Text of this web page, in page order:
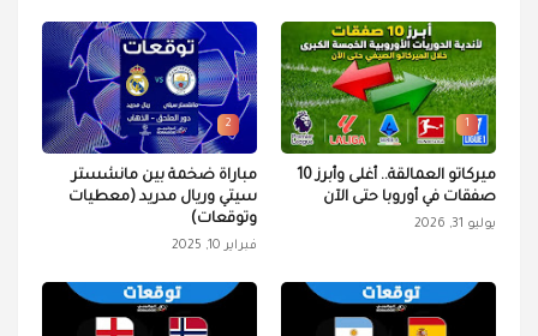
1
ميركاتو العمالقة.. أغلى وأبرز 10
صفقات في أوروبا حتى الآن
يوليو 31, 2026
2
مباراة ضخمة بين مانشستر
سيتي وريال مدريد (معطيات
وتوقعات)
فبراير 10, 2025